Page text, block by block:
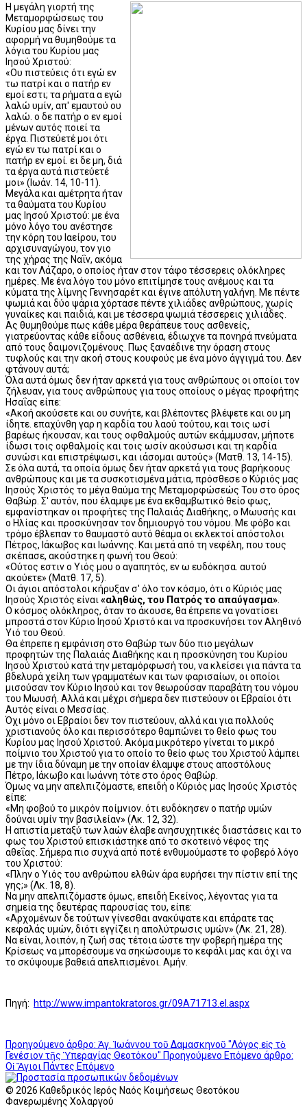
Η μεγάλη γιορτή της
Μεταμορφώσεως του
Κυρίου μας δίνει την
αφορμή να θυμηθούμε τα
λόγια του Κυρίου μας
Ιησού Χριστού:
«Ου πιστεύεις ότι εγώ εν
τω πατρί και ο πατήρ εν
εμοί εστι; τα ρήματα α εγώ
λαλώ υμίν, απ' εμαυτού ου
λαλώ. ο δε πατήρ ο εν εμοί
μένων αυτός ποιεί τα
έργα. Πιστεύετέ μοι ότι
εγώ εν τω πατρί και ο
πατήρ εν εμοί. ει δε μη, διά
τα έργα αυτά πιστεύετέ
μοι» (Ιωάν. 14, 10-11).
Μεγάλα και αμέτρητα ήταν
τα θαύματα του Κυρίου
μας Ιησού Χριστού: με ένα
μόνο λόγο του ανέστησε
την κόρη του Ιαείρου, του
αρχισυναγώγου, τον γιο
της χήρας της Ναΐν, ακόμα
και τον Λάζαρο, ο οποίος ήταν στον τάφο τέσσερεις ολόκληρες
ημέρες. Με ένα λόγο του μόνο επιτίμησε τους ανέμους και τα
κύματα της λίμνης Γεννησαρέτ και έγινε απόλυτη γαλήνη. Με πέντε
ψωμιά και δύο ψάρια χόρτασε πέντε χιλιάδες ανθρώπους, χωρίς
γυναίκες και παιδιά, και με τέσσερα ψωμιά τέσσερεις χιλιάδες.
Ας θυμηθούμε πως κάθε μέρα θεράπευε τους ασθενείς,
γιατρεύοντας κάθε είδους ασθένεια, έδιωχνε τα πονηρά πνεύματα
από τους δαιμονιζομένους. Πως ξαναέδινε την όραση στους
τυφλούς και την ακοή στους κουφούς με ένα μόνο άγγιγμά του. Δεν
φτάνουν αυτά;
Όλα αυτά όμως δεν ήταν αρκετά για τους ανθρώπους οι οποίοι τον
ζήλευαν, για τους ανθρώπους για τους οποίους ο μέγας προφήτης
Ησαΐας είπε:
«Ακοή ακούσετε και ου συνήτε, και βλέποντες βλέψετε και ου μη
ίδητε. επαχύνθη γαρ η καρδία του λαού τούτου, και τοις ωσί
βαρέως ήκουσαν, και τους οφθαλμούς αυτών εκάμμυσαν, μήποτε
ίδωσι τοις οφθαλμοίς και τοις ωσίν ακούσωσι και τη καρδία
συνώσι και επιστρέψωσι, και ιάσομαι αυτούς» (Ματθ. 13, 14-15).
Σε όλα αυτά, τα οποία όμως δεν ήταν αρκετά για τους βαρήκοους
ανθρώπους και με τα συσκοτισμένα μάτια, πρόσθεσε ο Κύριός μας
Ιησούς Χριστός το μέγα θαύμα της Μεταμορφώσεώς Του στο όρος
Θαβώρ. Σ' αυτόν, που έλαμψε με ένα εκθαμβωτικό θείο φως,
εμφανίστηκαν οι προφήτες της Παλαιάς Διαθήκης, ο Μωυσής και
ο Ηλίας και προσκύνησαν τον δημιουργό του νόμου. Με φόβο και
τρόμο έβλεπαν το θαυμαστό αυτό θέαμα οι εκλεκτοί απόστολοι
Πέτρος, Ιάκωβος και Ιωάννης. Και μετά από τη νεφέλη, που τους
σκέπασε, ακούστηκε η φωνή του Θεού:
«Ούτος εστιν ο Υιός μου ο αγαπητός, εν ω ευδόκησα. αυτού
ακούετε» (Ματθ. 17, 5).
Οι άγιοι απόστολοι κήρυξαν σ' όλο τον κόσμο, ότι ο Κύριός μας
Ιησούς Χριστός είναι «αληθώς, του Πατρός το απαύγασμα»
Ο κόσμος ολόκληρος, όταν το άκουσε, θα έπρεπε να γονατίσει
μπροστά στον Κύριο Ιησού Χριστό και να προσκυνήσει τον Αληθινό
Υιό του Θεού.
Θα έπρεπε η εμφάνιση στο Θαβώρ των δύο πιο μεγάλων
προφητών της Παλαιάς Διαθήκης και η προσκύνηση του Κυρίου
Ιησού Χριστού κατά την μεταμόρφωσή του, να κλείσει για πάντα τα
βδελυρά χείλη των γραμματέων και των φαρισαίων, οι οποίοι
μισούσαν τον Κύριο Ιησού και τον θεωρούσαν παραβάτη του νόμου
του Μωυσή. Αλλά και μέχρι σήμερα δεν πιστεύουν οι Εβραίοι ότι
Αυτός είναι ο Μεσσίας.
Όχι μόνο οι Εβραίοι δεν τον πιστεύουν, αλλά και για πολλούς
χριστιανούς όλο και περισσότερο θαμπώνει το θείο φως του
Κυρίου μας Ιησού Χριστού. Ακόμα μικρότερο γίνεται το μικρό
ποίμνιο του Χριστού για το οποίο το θείο φως του Χριστού λάμπει
με την ίδια δύναμη με την οποίαν έλαμψε στους αποστόλους
Πέτρο, Ιάκωβο και Ιωάννη τότε στο όρος Θαβώρ.
Όμως να μην απελπιζόμαστε, επειδή ο Κύριός μας Ιησούς Χριστός
είπε:
«Μη φοβού το μικρόν ποίμνιον. ότι ευδόκησεν ο πατήρ υμών
δούναι υμίν την βασιλείαν» (Λκ. 12, 32).
Η απιστία μεταξύ των λαών έλαβε ανησυχητικές διαστάσεις και το
φως του Χριστού επισκιάστηκε από το σκοτεινό νέφος της
αθεΐας. Σήμερα πιο συχνά από ποτέ ενθυμούμαστε το φοβερό λόγο
του Χριστού:
«Πλην ο Υιός του ανθρώπου ελθών άρα ευρήσει την πίστιν επί της
γης;» (Λκ. 18, 8).
Να μην απελπιζόμαστε όμως, επειδή Εκείνος, λέγοντας για τα
σημεία της δευτέρας παρουσίας του, είπε:
«Αρχομένων δε τούτων γίνεσθαι ανακύψατε και επάρατε τας
κεφαλάς υμών, διότι εγγίζει η απολύτρωσις υμών» (Λκ. 21, 28).
Να είναι, λοιπόν, η ζωή σας τέτοια ώστε την φοβερή ημέρα της
Κρίσεως να μπορέσουμε να σηκώσουμε το κεφάλι μας και όχι να
το σκύψουμε βαθειά απελπισμένοι. Αμήν.
Πηγή: http://www.impantokratoros.gr/09A71713.el.aspx
Προηγούμενο άρθρο: Ἁγ. Ἰωάννου τοῦ Δαμασκηνοῦ "Λόγος εἰς τὸ
Γενέσιον τῆς Ὑπεραγίας Θεοτόκου" Προηγούμενο Επόμενο άρθρο:
Οἱ Ἅγιοι Πάντες Επόμενο
© 2026 Καθεδρικός Ιερός Ναός Κοιμήσεως Θεοτόκου
Φανερωμένης Χολαργού